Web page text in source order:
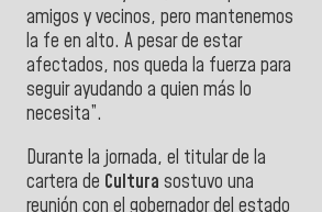
amigos y vecinos, pero mantenemos
la fe en alto. A pesar de estar
afectados, nos queda la fuerza para
seguir ayudando a quien más lo
necesita”.
Durante la jornada, el titular de la
cartera de Cultura sostuvo una
reunión con el gobernador del estado